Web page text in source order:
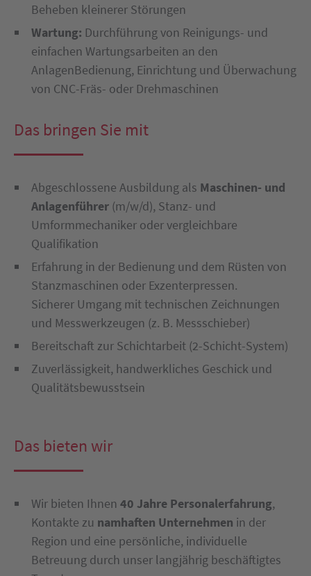
Beheben kleinerer Störungen
Wartung: Durchführung von Reinigungs- und
einfachen Wartungsarbeiten an den
AnlagenBedienung, Einrichtung und Überwachung
von CNC-Fräs- oder Drehmaschinen
Das bringen Sie mit
Abgeschlossene Ausbildung als Maschinen- und
Anlagenführer (m/w/d), Stanz- und
Umformmechaniker oder vergleichbare
Qualifikation
Erfahrung in der Bedienung und dem Rüsten von
Stanzmaschinen oder Exzenterpressen.
Sicherer Umgang mit technischen Zeichnungen
und Messwerkzeugen (z. B. Messschieber)
Bereitschaft zur Schichtarbeit (2-Schicht-System)
Zuverlässigkeit, handwerkliches Geschick und
Qualitätsbewusstsein
Das bieten wir
Wir bieten Ihnen 40 Jahre Personalerfahrung,
Kontakte zu namhaften Unternehmen in der
Region und eine persönliche, individuelle
Betreuung durch unser langjährig beschäftigtes